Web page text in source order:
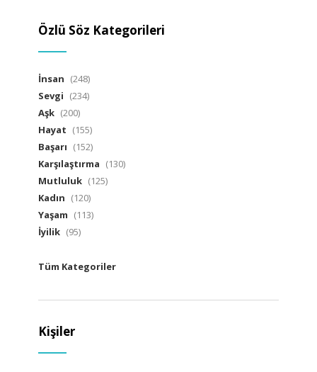
Özlü Söz Kategorileri
İnsan (248)
Sevgi (234)
Aşk (200)
Hayat (155)
Başarı (152)
Karşılaştırma (130)
Mutluluk (125)
Kadın (120)
Yaşam (113)
İyilik (95)
Tüm Kategoriler
Kişiler